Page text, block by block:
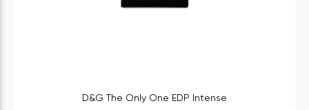
D&G The Only One EDP Intense